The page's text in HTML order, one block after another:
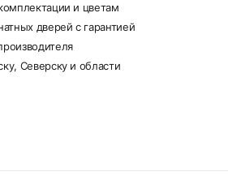
и цветам
дверей с гарантией
Северску и области